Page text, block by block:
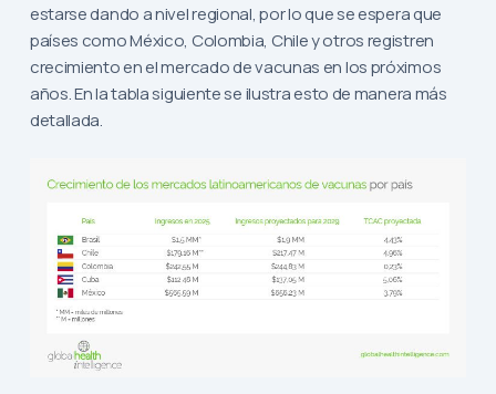
estarse dando a nivel regional, por lo que se espera que
países como México, Colombia, Chile y otros registren
crecimiento en el mercado de vacunas en los próximos
años. En la tabla siguiente se ilustra esto de manera más
detallada.